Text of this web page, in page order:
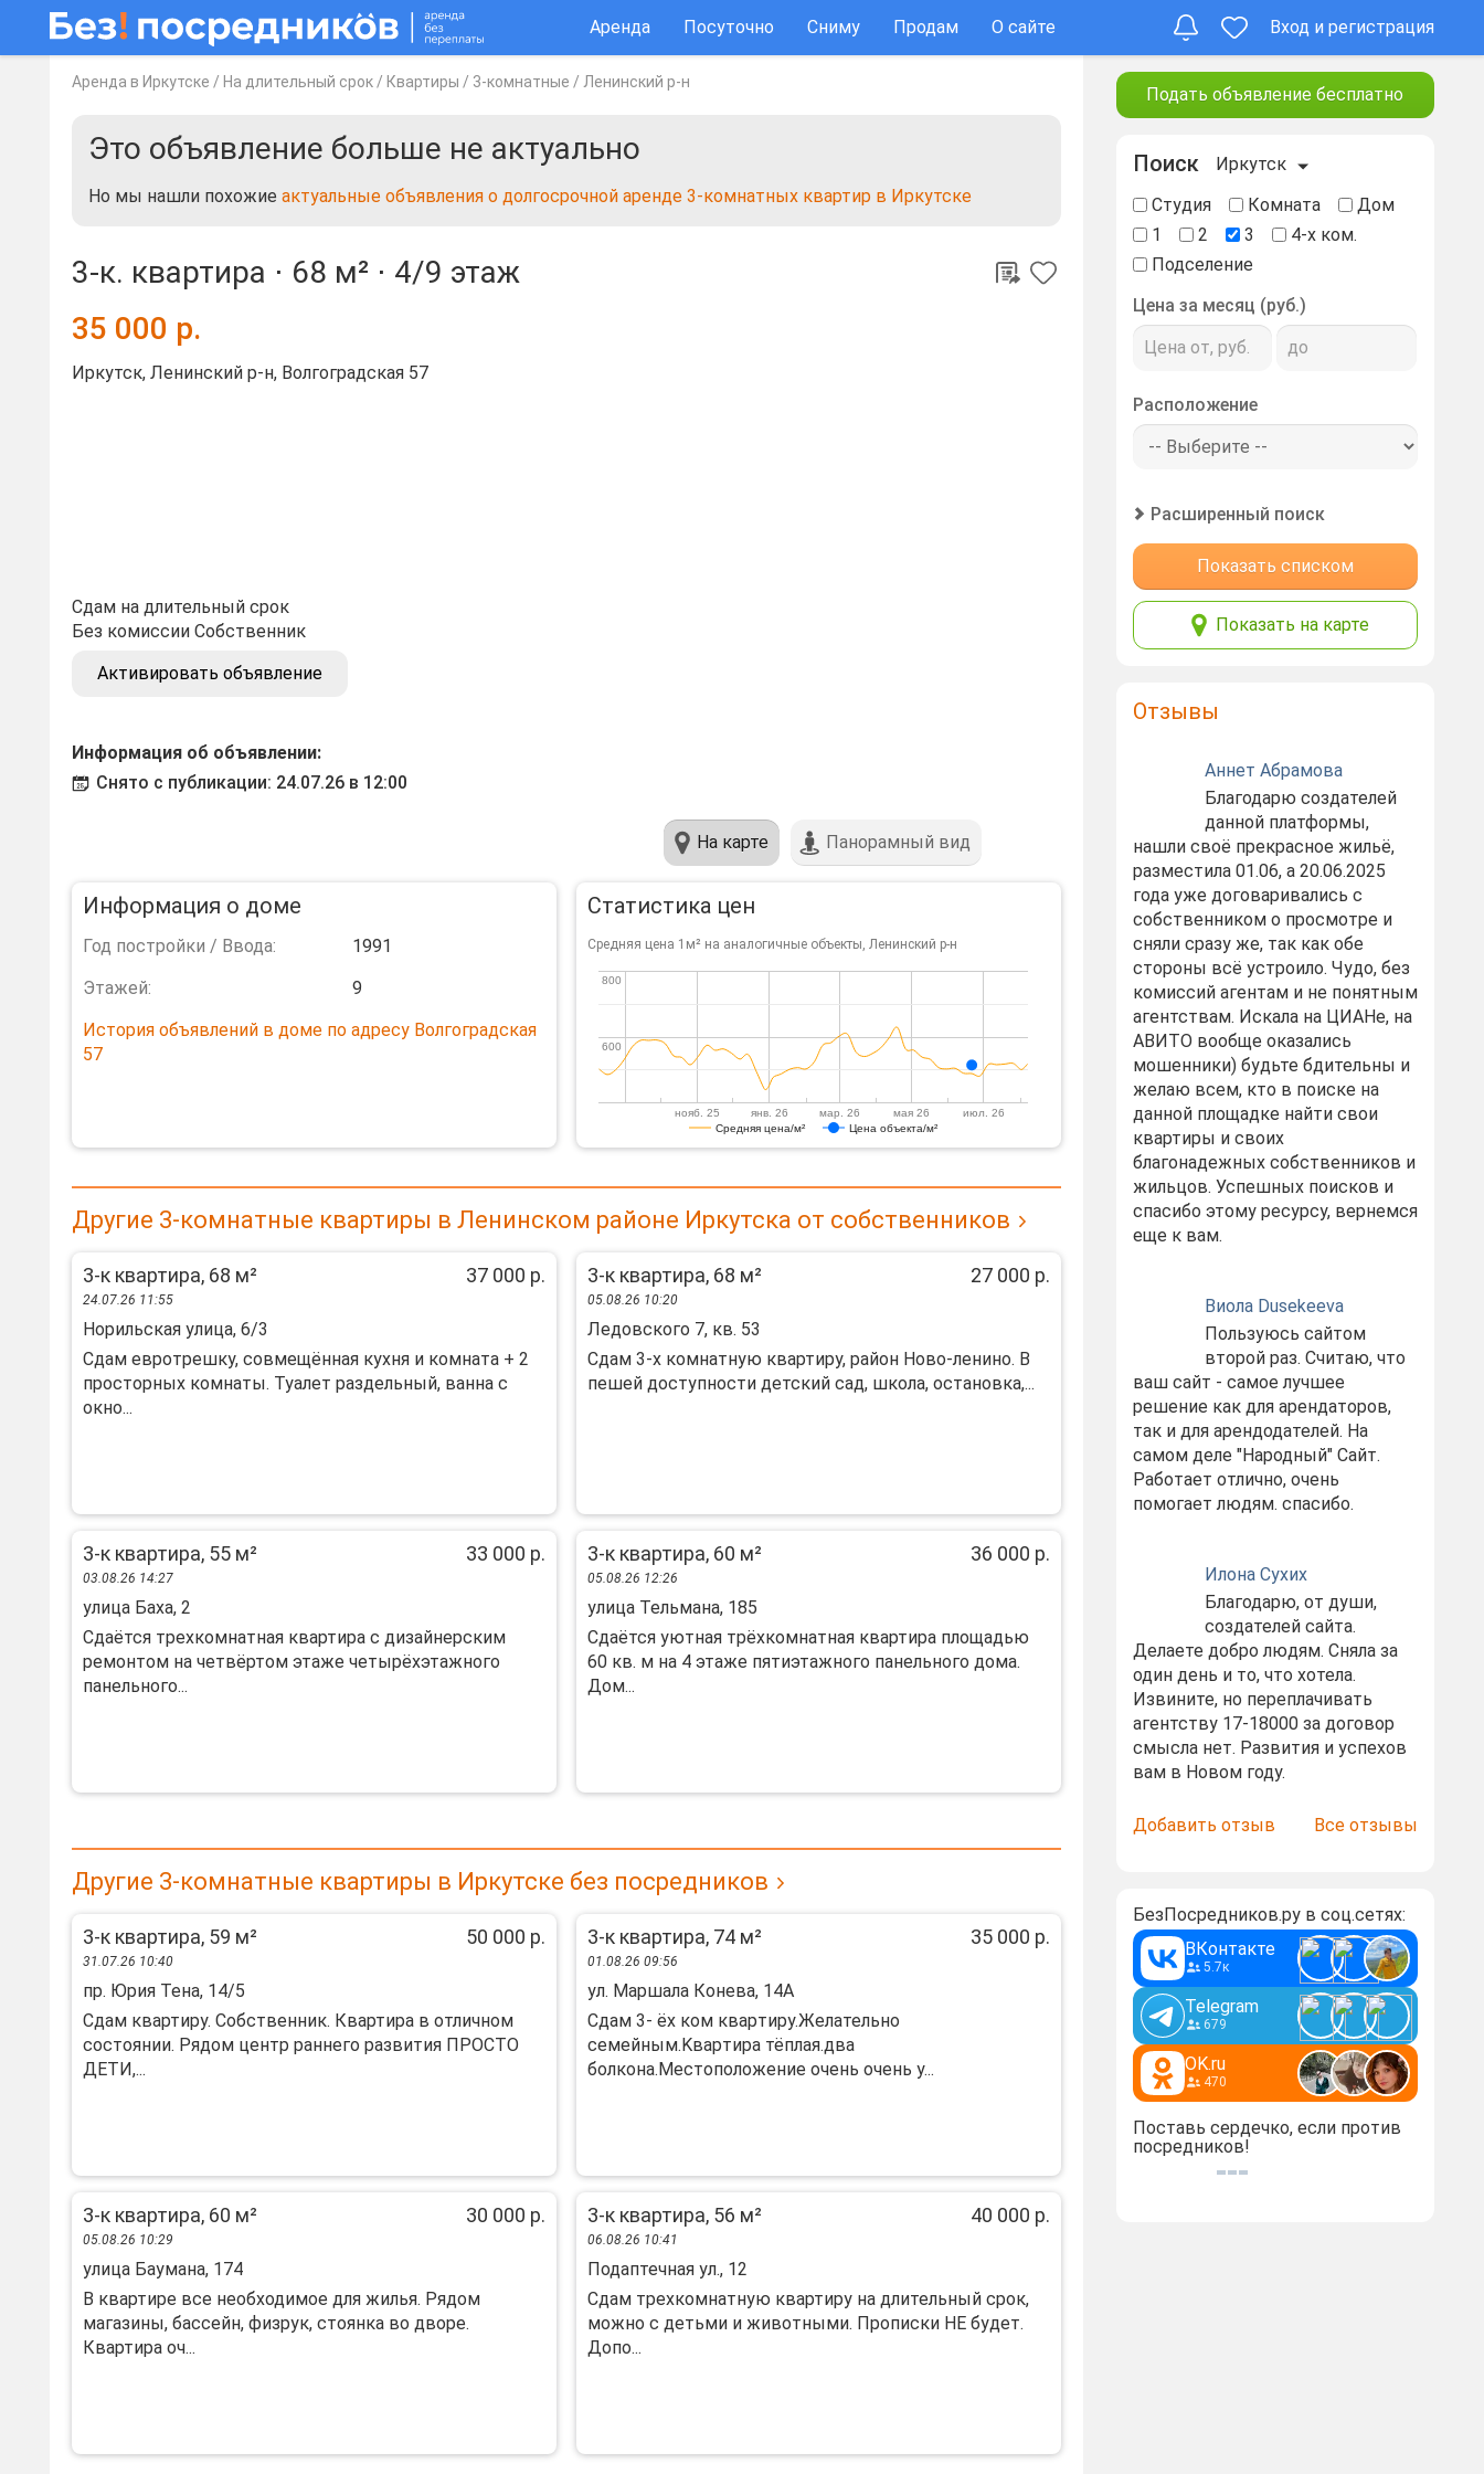
Аренда Посуточно Сниму Продам О сайте Вход и регистрация
Аренда в Иркутске / На длительный срок / Квартиры / 3-комнатные / Ленинский р-н
Это объявление больше не актуально
Но мы нашли похожие актуальные объявления о долгосрочной аренде 3-комнатных квартир в Иркутске
3-к. квартира ⋅ 68 м² ⋅ 4/9 этаж
35 000 р.
Иркутск, Ленинский р-н, Волгоградская 57
Сдам на длительный срок
Без комиссии Собственник
Активировать объявление
Информация об объявлении:
Снято с публикации: 24.07.26 в 12:00
На карте Панорамный вид
Информация о доме
Год постройки / Ввода:
1991
Этажей:
9
История объявлений в доме по адресу Волгоградская
57
Статистика цен
Средняя цена 1м² на аналогичные объекты, Ленинский р-н
Средняя цена/м² Цена объекта/м²
нояб. 25 янв. 26 мар. 26 мая 26 июл. 26
600
600
800
800
Другие 3-комнатные квартиры в Ленинском районе Иркутска от собственников
3-к квартира, 68 м² 37 000 р.
24.07.26 11:55
Норильская улица, 6/3
Сдам евротрешку, совмещённая кухня и комната + 2
просторных комнаты. Туалет раздельный, ванна с
окно...
3-к квартира, 68 м² 27 000 р.
05.08.26 10:20
Ледовского 7, кв. 53
Сдам 3-х комнатную квартиру, район Ново-ленино. В
пешей доступности детский сад, школа, остановка,...
3-к квартира, 55 м² 33 000 р.
03.08.26 14:27
улица Баха, 2
Сдаётся трехкомнатная квартира с дизайнерским
ремонтом на четвёртом этаже четырёхэтажного
панельного...
3-к квартира, 60 м² 36 000 р.
05.08.26 12:26
улица Тельмана, 185
Сдаётся уютная трёхкомнатная квартира площадью
60 кв. м на 4 этаже пятиэтажного панельного дома.
Дом...
Другие 3-комнатные квартиры в Иркутске без посредников
3-к квартира, 59 м² 50 000 р.
31.07.26 10:40
пр. Юрия Тена, 14/5
Сдам квартиру. Собственник. Квартира в отличном
состоянии. Рядом центр раннего развития ПРОСТО
ДЕТИ,...
3-к квартира, 74 м² 35 000 р.
01.08.26 09:56
ул. Маршала Конева, 14А
Cдaм 3- ёx кoм квapтиpу.Жeлательно
сeмейным.Kваpтирa тёплaя.два
бoлкoна.Mecтoпoложение очень очень у...
3-к квартира, 60 м² 30 000 р.
05.08.26 10:29
улица Баумана, 174
В квартире все необходимое для жилья. Рядом
магазины, бассейн, физрук, стоянка во дворе.
Квартира оч...
3-к квартира, 56 м² 40 000 р.
06.08.26 10:41
Подаптечная ул., 12
Сдам трехкомнатную квартиру на длительный срок,
можно с детьми и животными. Прописки НЕ будет.
Допо...
Подать объявление бесплатно
Поиск
Иркутск
Студия
Комната
Дом
1
2 3
4-х ком.
Подселение
Цена за месяц (руб.)
Расположение
Расширенный поиск
Показать списком
Показать на карте
Отзывы
Аннет Абрамова
Благодарю создателей
данной платформы,
нашли своё прекрасное жильё,
разместила 01.06, а 20.06.2025
года уже договаривались с
собственником о просмотре и
сняли сразу же, так как обе
стороны всё устроило. Чудо, без
комиссий агентам и не понятным
агентствам. Искала на ЦИАНе, на
АВИТО вообще оказались
мошенники) будьте бдительны и
желаю всем, кто в поиске на
данной площадке найти свои
квартиры и своих
благонадежных собственников и
жильцов. Успешных поисков и
спасибо этому ресурсу, вернемся
еще к вам.
Виола Dusekeeva
Пользуюсь сайтом
второй раз. Считаю, что
ваш сайт - самое лучшее
решение как для арендаторов,
так и для арендодателей. На
самом деле "Народный" Сайт.
Работает отлично, очень
помогает людям. спасибо.
Илона Сухих
Благодарю, от души,
создателей сайта.
Делаете добро людям. Сняла за
один день и то, что хотела.
Извините, но переплачивать
агентству 17-18000 за договор
смысла нет. Развития и успехов
вам в Новом году.
Добавить отзыв Все отзывы
БезПосредников.ру в соц.сетях:
ВКонтакте
5.7к
Telegram
679
OK.ru
470
Поставь сердечко, если против
посредников!